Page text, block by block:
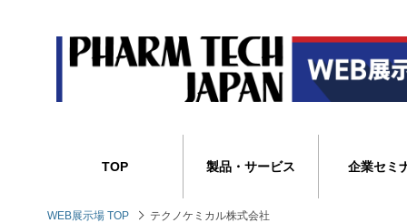
TOP 製品・サービス 企業セミ
WEB展示場 TOP テクノケミカル株式会社